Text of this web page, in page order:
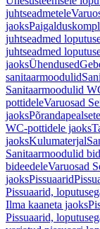
juhtseadmetele
jaoks
juhtseadmed
juhtseadmed
jaoksÜhendused
sanitaarmoodulid
Sanitaarmoodulid
pottideleVaruosad
jaoks
WC-pottidele jaoks
jaoksKulumaterjal
Sanitaarmoodulid
bideedeleVaruosad
jaoksPissuaarid
Pissuaarid,
Ilma kaaneta jaoks
Pissuaarid,